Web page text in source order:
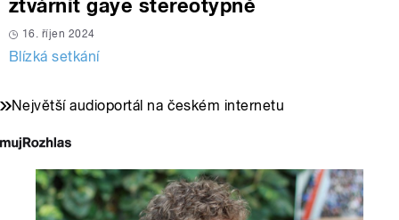
ztvárnit gaye stereotypně
16. říjen 2024
Blízká setkání
Největší audioportál na českém internetu